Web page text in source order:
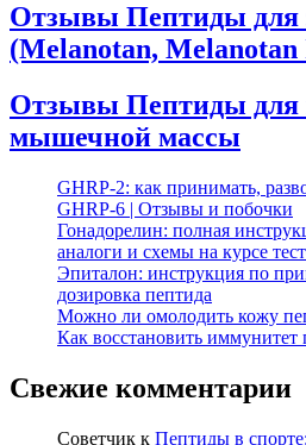
Отзывы Пептиды для
(Melanotan,
Отзывы Пептиды для
мышечной массы
GHRP-2: как принимать,
GHRP-6 | Отзывы и побочки
Гонадорелин: полная
аналоги и схемы на курсе
Эпиталон: инструкция по
дозировка пептида
Можно ли омолодить кожу
Как восстановить иммунитет
Свежие комментарии
Советчик к Пептиды в